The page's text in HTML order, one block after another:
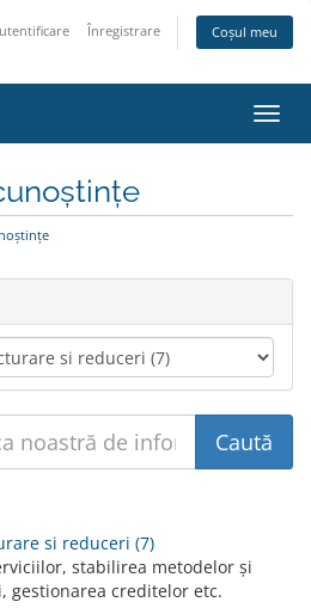
Înregistrare Coșul meu
si reduceri (7)
stabilirea metodelor și
creditelor etc.